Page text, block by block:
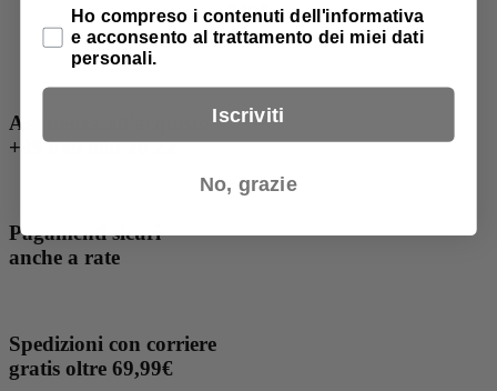
3,10€
Assistenza all'acquisto
+39 049 880 20 22
Pagamenti sicuri
anche a rate
Spedizioni con corriere
gratis oltre 69,99€
Privacy Policy
Ho compreso i contenuti dell'informativa
e acconsento al trattamento dei miei dati
personali.
Iscriviti
No, grazie